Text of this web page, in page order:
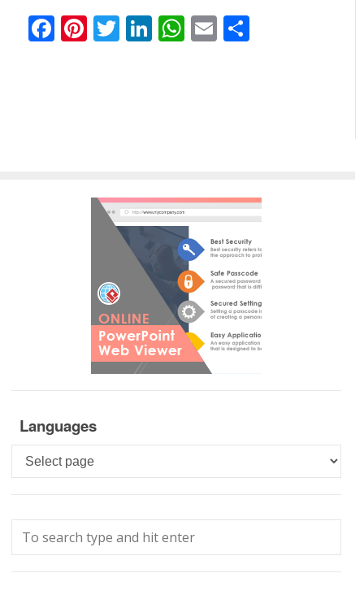
Facebook
Pinterest
Twitter
LinkedIn
WhatsApp
Email
Languages
Languages